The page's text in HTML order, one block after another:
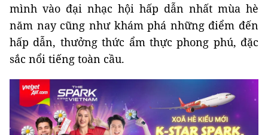
mình vào đại nhạc hội hấp dẫn nhất mùa hè
năm nay cũng như khám phá những điểm đến
hấp dẫn, thưởng thức ẩm thực phong phú, đặc
sắc nổi tiếng toàn cầu.